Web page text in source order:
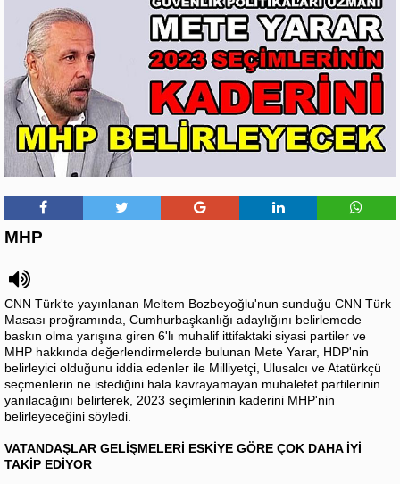
MHP
CNN Türk'te yayınlanan Meltem Bozbeyoğlu'nun sunduğu CNN Türk
Masası proğramında, Cumhurbaşkanlığı adaylığını belirlemede
baskın olma yarışına giren 6'lı muhalif ittifaktaki siyasi partiler ve
MHP hakkında değerlendirmelerde bulunan Mete Yarar, HDP'nin
belirleyici olduğunu iddia edenler ile Milliyetçi, Ulusalcı ve Atatürkçü
seçmenlerin ne istediğini hala kavrayamayan muhalefet partilerinin
yanılacağını belirterek, 2023 seçimlerinin kaderini MHP'nin
belirleyeceğini söyledi.
VATANDAŞLAR GELİŞMELERİ ESKİYE GÖRE ÇOK DAHA İYİ
TAKİP EDİYOR